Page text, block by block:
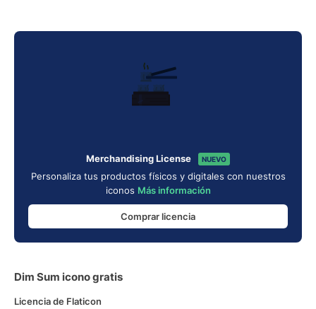
Merchandising License NUEVO
Personaliza tus productos físicos y digitales con nuestros
iconos Más información
Comprar licencia
Dim Sum icono gratis
Licencia de Flaticon